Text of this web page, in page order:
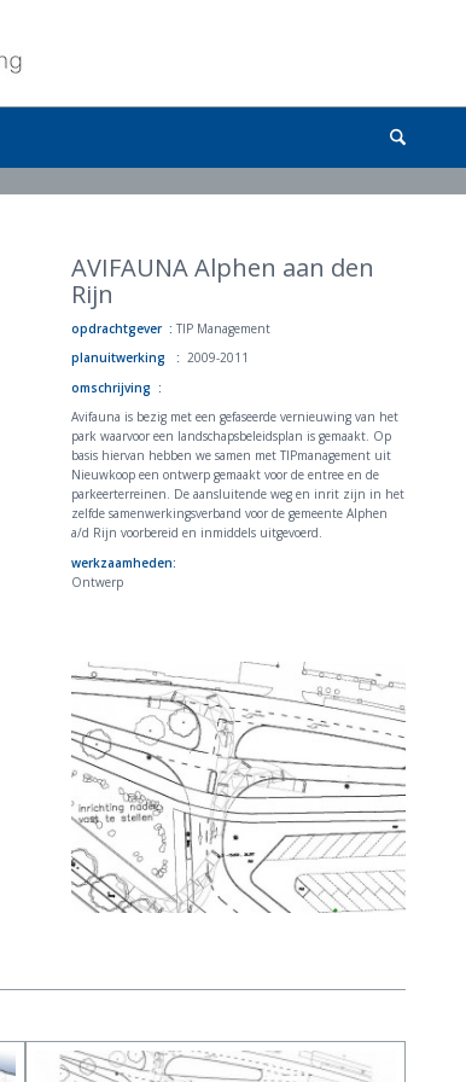
AVIFAUNA Alphen aan den
Rijn
opdrachtgever : TIP Management
planuitwerking : 2009-2011
omschrijving :
Avifauna is bezig met een gefaseerde vernieuwing van het
park waarvoor een landschapsbeleidsplan is gemaakt. Op
basis hiervan hebben we samen met TIPmanagement uit
Nieuwkoop een ontwerp gemaakt voor de entree en de
parkeerterreinen. De aansluitende weg en inrit zijn in het
zelfde samenwerkingsverband voor de gemeente Alphen
a/d Rijn voorbereid en inmiddels uitgevoerd.
werkzaamheden:
Ontwerp